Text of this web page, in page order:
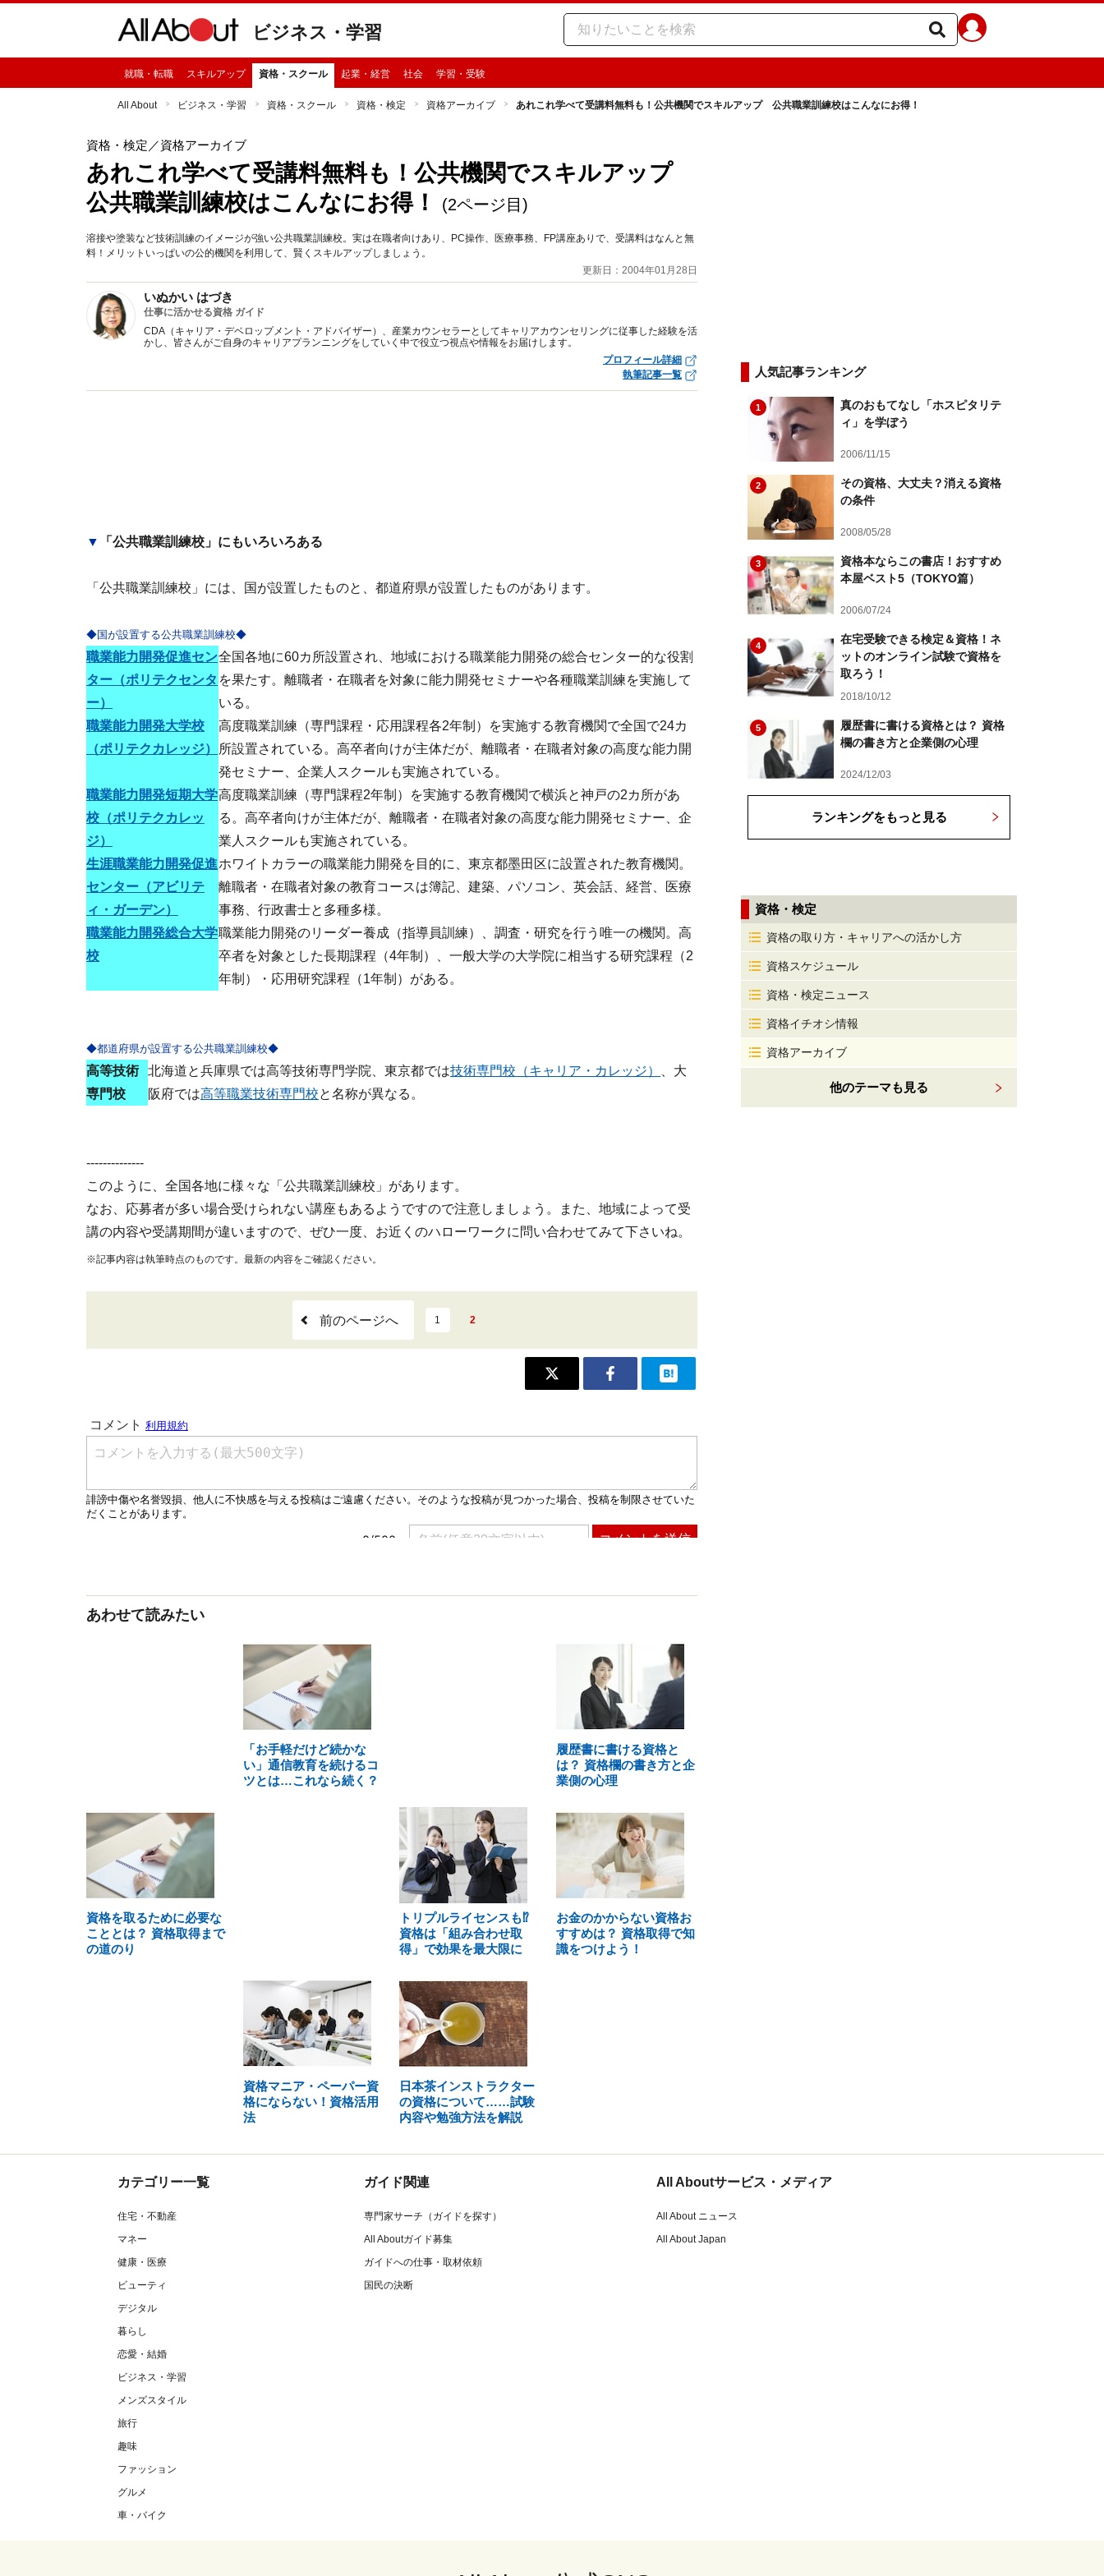
ビジネス・学習
就職・転職 スキルアップ 資格・スクール 起業・経営 社会 学習・受験
All About ビジネス・学習 資格・スクール 資格・検定 資格アーカイブ あれこれ学べて受講料無料も！公共機関でスキルアップ 公共職業訓練校はこんなにお得！
資格・検定 ／資格アーカイブ
あれこれ学べて受講料無料も！公共機関でスキルアップ
公共職業訓練校はこんなにお得！
(2ページ目)
溶接や塗装など技術訓練のイメージが強い公共職業訓練校。実は在職者向けあり、PC操作、医療事務、FP講座ありで、受講料はなんと無
料！メリットいっぱいの公的機関を利用して、賢くスキルアップしましょう。
更新日：2004年01月28日
いぬかい はづき
仕事に活かせる資格 ガイド
CDA（キャリア・デベロップメント・アドバイザー）、産業カウンセラーとしてキャリアカウンセリングに従事した経験を活
かし、皆さんがご自身のキャリアプランニングをしていく中で役立つ視点や情報をお届けします。
プロフィール詳細
執筆記事一覧
▼ 「公共職業訓練校」にもいろいろある
「公共職業訓練校」には、国が設置したものと、都道府県が設置したものがあります。
◆国が設置する公共職業訓練校◆
職業能力開発促進セン
ター（ポリテクセンタ
ー）
全国各地に60カ所設置され、地域における職業能力開発の総合センター的な役割
を果たす。離職者・在職者を対象に能力開発セミナーや各種職業訓練を実施して
いる。
職業能力開発大学校
（ポリテクカレッジ）
高度職業訓練（専門課程・応用課程各2年制）を実施する教育機関で全国で24カ
所設置されている。高卒者向けが主体だが、離職者・在職者対象の高度な能力開
発セミナー、企業人スクールも実施されている。
職業能力開発短期大学
校（ポリテクカレッ
ジ）
高度職業訓練（専門課程2年制）を実施する教育機関で横浜と神戸の2カ所があ
る。高卒者向けが主体だが、離職者・在職者対象の高度な能力開発セミナー、企
業人スクールも実施されている。
生涯職業能力開発促進
センター（アビリテ
ィ・ガーデン）
ホワイトカラーの職業能力開発を目的に、東京都墨田区に設置された教育機関。
離職者・在職者対象の教育コースは簿記、建築、パソコン、英会話、経営、医療
事務、行政書士と多種多様。
職業能力開発総合大学
校
職業能力開発のリーダー養成（指導員訓練）、調査・研究を行う唯一の機関。高
卒者を対象とした長期課程（4年制）、一般大学の大学院に相当する研究課程（2
年制）・応用研究課程（1年制）がある。
◆都道府県が設置する公共職業訓練校◆
高等技術
専門校
北海道と兵庫県では高等技術専門学院、東京都では技術専門校（キャリア・カレッジ）
、大
阪府では高等職業技術専門校と名称が異なる。
--------------
このように、全国各地に様々な「公共職業訓練校」があります。
なお、応募者が多い場合受けられない講座もあるようですので注意しましょう。また、地域によって受
講の内容や受講期間が違いますので、ぜひ一度、お近くのハローワークに問い合わせてみて下さいね。
※記事内容は執筆時点のものです。最新の内容をご確認ください。
前のページへ 1 2
あわせて読みたい
「お手軽だけど続かな
い」通信教育を続けるコ
ツとは…これなら続く？
履歴書に書ける資格と
は？ 資格欄の書き方と企
業側の心理
資格を取るために必要な
こととは？ 資格取得まで
の道のり
トリプルライセンスも⁉
資格は「組み合わせ取
得」で効果を最大限に
お金のかからない資格お
すすめは？ 資格取得で知
識をつけよう！
資格マニア・ペーパー資
格にならない！資格活用
法
日本茶インストラクター
の資格について……試験
内容や勉強方法を解説
人気記事ランキング
1
真のおもてなし「ホスピタリテ
ィ」を学ぼう
2006/11/15
2
その資格、大丈夫？消える資格
の条件
2008/05/28
3
資格本ならこの書店！おすすめ
本屋ベスト5（TOKYO篇）
2006/07/24
4
在宅受験できる検定＆資格！ネ
ットのオンライン試験で資格を
取ろう！
2018/10/12
5
履歴書に書ける資格とは？ 資格
欄の書き方と企業側の心理
2024/12/03
ランキングをもっと見る
資格・検定
資格の取り方・キャリアへの活かし方
資格スケジュール
資格・検定ニュース
資格イチオシ情報
資格アーカイブ
他のテーマも見る
カテゴリー一覧
住宅・不動産
マネー
健康・医療
ビューティ
デジタル
暮らし
恋愛・結婚
ビジネス・学習
メンズスタイル
旅行
趣味
ファッション
グルメ
車・バイク
ガイド関連
専門家サーチ（ガイドを探す）
All Aboutガイド募集
ガイドへの仕事・取材依頼
国民の決断
All Aboutサービス・メディア
All About ニュース
All About Japan